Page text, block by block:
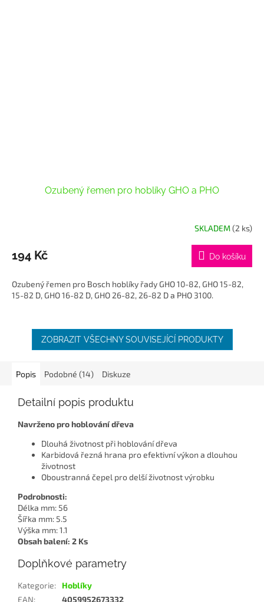
Ozubený řemen pro hoblíky GHO a PHO
SKLADEM(2 ks)
194 Kč Do košíku
Ozubený řemen pro Bosch hoblíky řady GHO 10-82, GHO 15-82,
15-82 D, GHO 16-82 D, GHO 26-82, 26-82 D a PHO 3100.
ZOBRAZIT VŠECHNY SOUVISEJÍCÍ PRODUKTY
Popis Podobné (14) Diskuze
Detailní popis produktu
Navrženo pro hoblování dřeva
Dlouhá životnost při hoblování dřeva
Karbidová řezná hrana pro efektivní výkon a dlouhou
životnost
Oboustranná čepel pro delší životnost výrobku
Podrobnosti:
Délka mm: 56
Šířka mm: 5.5
Výška mm: 1.1
Obsah balení: 2 Ks
Doplňkové parametry
Kategorie:
Hoblíky
EAN: 4059952673332